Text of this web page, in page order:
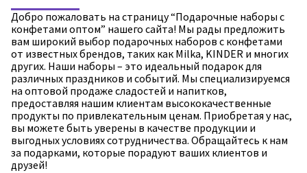
Добро пожаловать на страницу “Подарочные наборы с
конфетами оптом” нашего сайта! Мы рады предложить
вам широкий выбор подарочных наборов с конфетами
от известных брендов, таких как Milka, KINDER и многих
других. Наши наборы – это идеальный подарок для
различных праздников и событий. Мы специализируемся
на оптовой продаже сладостей и напитков,
предоставляя нашим клиентам высококачественные
продукты по привлекательным ценам. Приобретая у нас,
вы можете быть уверены в качестве продукции и
выгодных условиях сотрудничества. Обращайтесь к нам
за подарками, которые порадуют ваших клиентов и
друзей!